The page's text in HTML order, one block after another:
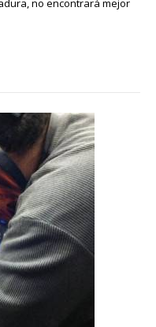
no encontrará mejor